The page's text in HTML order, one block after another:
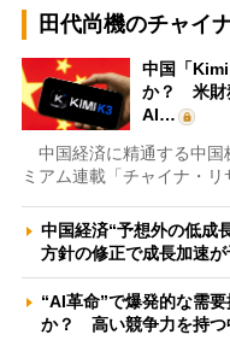
田代尚機のチャイ
中国「
か？ 米財
AI…
中国経済に精通する中国
ミアム連載「チャイナ・
中国経済“予想外の低
方針の修正で成長加速
“AI革命”で爆発的な需
か？ 高い競争力を持